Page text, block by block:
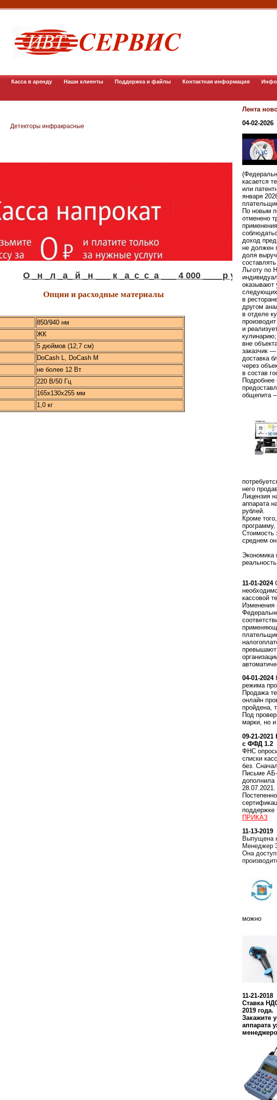
Касса в аренду Наши клиенты Поддержка и файлы Контактная информация
Детекторы инфракрасные
О _н _л _а_ й _н ___ к _а_с_с_а ___ 4 000 ____р у б !
Опции и расходные материалы
850/940 нм
ЖК
5 дюймов (12,7 см)
DoCash L, DoCash M
не более 12 Вт
220 В/50 Гц
165x130x255 мм
1,0 кг
Лента
04-02-2026
касается
или
января
По новым
отменено
доход
не должен
доля
Льготу по
оказывают
в
другом
в отделе
и
кулинарию;
вне
заказчик
доставка
через
в состав
Подробнее
общепита
него
Лицензия
аппарата
рублей.
Кроме
Стоимость
среднем
Экономика
11-01-2024
кассовой
Изменения
превышают
04-01-2024
режима
Продажа
онлайн
пройдена,
Под
марки, но и
09-21-2021
с ФФД 1.2
ФНС
списки
без.
Письме АБ-
28.07.2021.
поддержке
ПРИКАЗ
11-13-2019
Выпущена
Менеджер
Она
можно
11-21-2018
Ставка
2019 года.
Закажите
аппарата